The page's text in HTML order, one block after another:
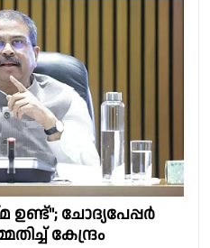
ഉണ്ട്"; ചോദ്യപേപ്പർ
കേന്ദ്രം